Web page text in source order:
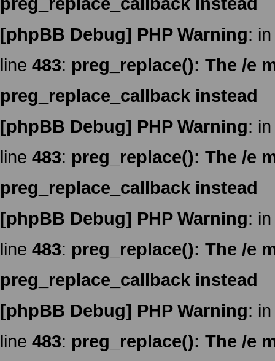
[phpBB Debug] PHP Warning:
line 483: preg_replace(): The /e
preg_replace_callback instead
[phpBB Debug] PHP Warning:
line 483: preg_replace(): The /e
preg_replace_callback instead
[phpBB Debug] PHP Warning:
line 483: preg_replace(): The /e
preg_replace_callback instead
[phpBB Debug] PHP Warning:
line 483: preg_replace(): The /e